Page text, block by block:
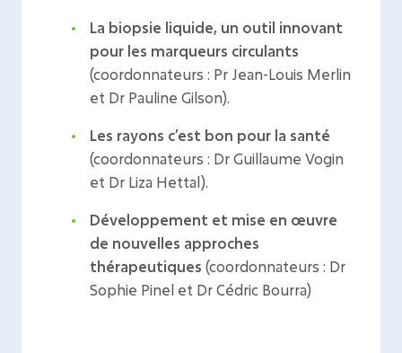
La biopsie liquide, un outil innovant
pour les marqueurs circulants
(coordonnateurs : Pr Jean-Louis Merlin
et Dr Pauline Gilson).
Les rayons c’est bon pour la santé
(coordonnateurs : Dr Guillaume Vogin
et Dr Liza Hettal).
Développement et mise en œuvre
de nouvelles approches
thérapeutiques (coordonnateurs : Dr
Sophie Pinel et Dr Cédric Bourra)